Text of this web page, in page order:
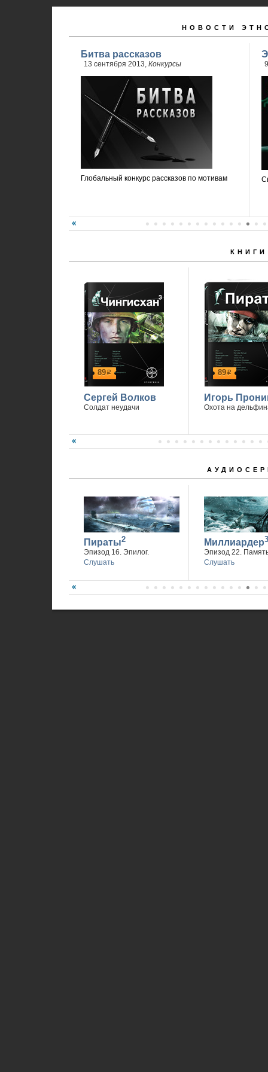
НОВОСТИ
Битва рассказов
13 сентября 2013, Конкурсы
Глобальный конкурс рассказов по мотивам
КНИГИ
89р
Сергей Волков
Солдат неудачи
89р
Игорь
Охота на
Пираты2
Эпизод 16. Эпилог.
Слушать
Миллиардер3
Эпизод 22.
Слушать